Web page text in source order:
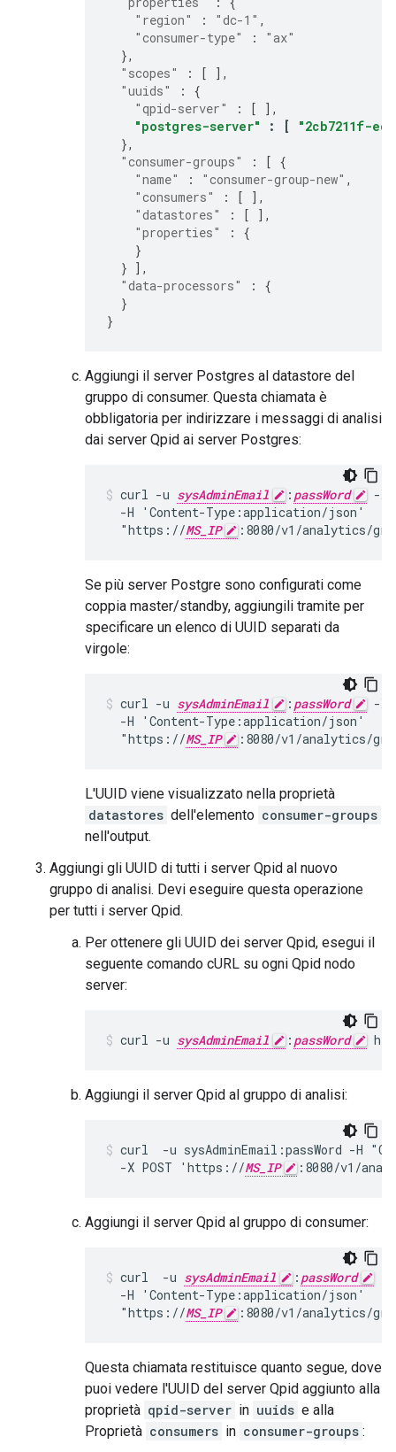
"region"
: "dc-1" ,
"consumer-type"
:
"ax"
},
"scopes"
: [
],
"uuids"
:
{
"qpid-server"
: [
],
"postgres-server"
: [
"2cb7211f-
},
"consumer-groups"
: [ {
"name"
: "consumer-group-new" ,
"consumers"
: [
],
"datastores"
: [
],
"properties"
:
{
}
} ],
"data-processors"
:
{
}
}
Aggiungi il server Postgres al datastore del
gruppo di consumer. Questa chiamata è
obbligatoria per indirizzare i messaggi di analisi
dai server Qpid ai server Postgres:
curl -u sysAdminEmail : passWord
-X
  -H 'Content-Type:application/json'
  "https://
MS_IP :8080/v1/analytics/
Se più server Postgre sono configurati come
coppia master/standby, aggiungili tramite per
specificare un elenco di UUID separati da
virgole:
curl -u sysAdminEmail : passWord
-X
  -H 'Content-Type:application/json'
  "https://
MS_IP :8080/v1/analytics/
L'UUID viene visualizzato nella proprietà
datastores dell'elemento consumer-groups
nell'output.
Aggiungi gli UUID di tutti i server Qpid al nuovo
gruppo di analisi. Devi eseguire questa operazione
per tutti i server Qpid.
Per ottenere gli UUID dei server Qpid, esegui il
seguente comando cURL su ogni Qpid nodo
server:
curl -u sysAdminEmail : passWord
Aggiungi il server Qpid al gruppo di analisi:
curl  -u sysAdminEmail:passWord -H
  -X POST 'https://
MS_IP :8080/v1/
Aggiungi il server Qpid al gruppo di consumer:
curl  -u sysAdminEmail : passWord
-X
  -H 'Content-Type:application/json'
  "https://
MS_IP :8080/v1/analytics/
Questa chiamata restituisce quanto segue, dove
puoi vedere l'UUID del server Qpid aggiunto alla
proprietà qpid-server in uuids e alla
Proprietà consumers in consumer-groups :